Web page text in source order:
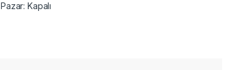
Pazar: Kapalı